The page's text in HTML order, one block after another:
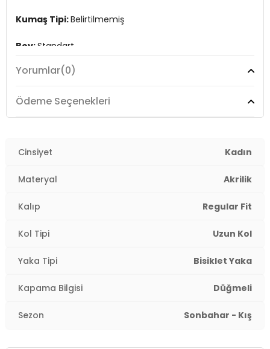
Kumaş Tipi:Belirtilmemiş
Boy:Standart
Kalıp Bilgisi:Regular Fit
Manken Bedeni:Boy : 1.80 cm / Göğüs : 80 cm / Bel :
2DK4617007.07
Yorumlar(0)
Ödeme Seçenekleri
Cinsiyet Kadın
Materyal Akrilik
Kalıp Regular Fit
Kol Tipi Uzun Kol
Yaka Tipi Bisiklet Yaka
Kapama Bilgisi Düğmeli
Sezon Sonbahar - Kış